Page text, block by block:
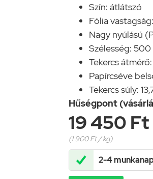
Szín: átlátszó
Fólia
Nagy nyúlású
Szélesség: 500
Tekercs
Papírcséve
Tekercs súly:
Hűségpont
19 450
(1 900 Ft / kg)
 2-4